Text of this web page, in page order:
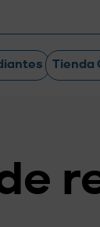
Tienda